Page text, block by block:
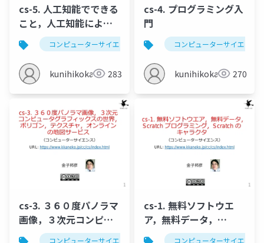
cs-5. 人工知能でできる
こと，人工知能による
社会の変化コンピューターサイエンス 人工知能 人工知能で
kunihikokaneko283
cs-4. プログラミング入
門
コンピューターサイエンス
kunihikokaneko270
cs-3. ３６０度パノラマ
画像，３次元コンピュ
ータグラフィックスの
コンピューターサイエンス パノラマ画像 コンピ
cs-1. 無料ソフトウエ
ア，無料データ，
Scratch プログラミン
コンピューターサイエンス